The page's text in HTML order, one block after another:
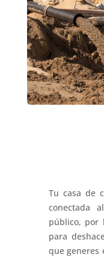
Tu casa de
conectada
público, por
para
que generes